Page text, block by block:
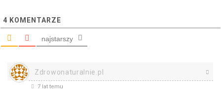
4 KOMENTARZE
najstarszy
Zdrowonaturalnie.pl
7 lat temu